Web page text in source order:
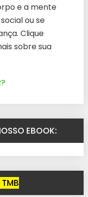
e a mente
ou se
Clique
sobre sua
EBOOK: